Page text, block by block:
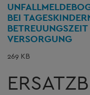
BEI
VERSORGUNG
269 KB